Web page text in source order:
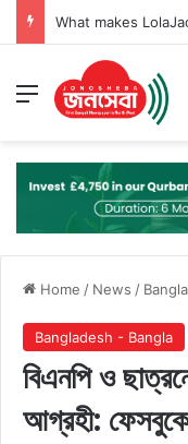
Menu
Home / News /
Bangladesh - Bangla
বিএনপি ও
আগ্রহী: